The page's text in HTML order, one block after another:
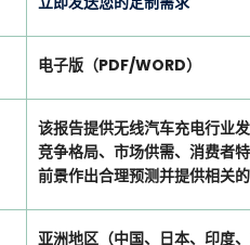
电子版（PDF/WORD）
该报告提供无线汽车充电行业
竞争格局、市场供需、消费者
前景作出合理预测并提供相关的
亚洲地区（中国、日本、印度、